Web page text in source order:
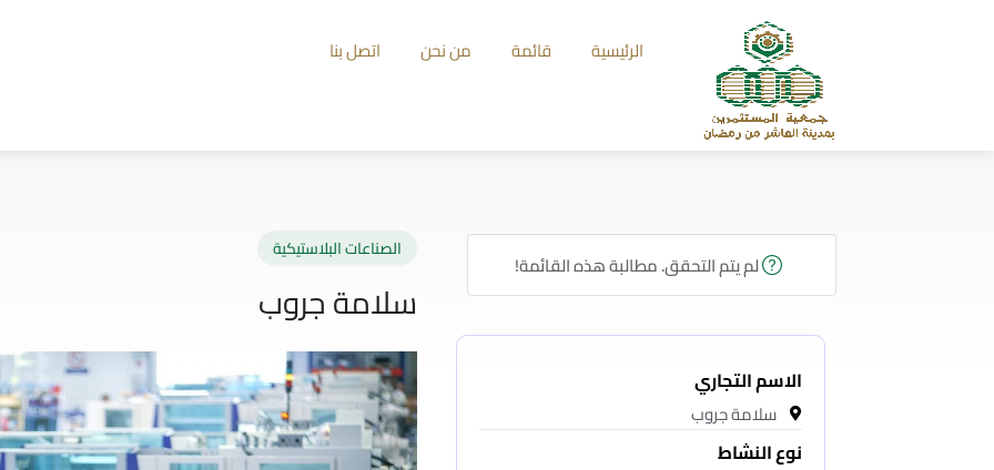
الرئيسية قائمة من نحن اتصل بنا
الصناعات البلاستيكية
سلامة جروب
لم يتم التحقق. مطالبة هذه القائمة!
الاسم التجاري
سلامة جروب
نوع النشاط